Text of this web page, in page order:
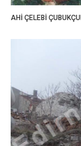
AHİ ÇELEBİ